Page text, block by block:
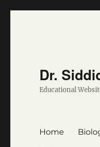
Dr.
Educational
Home